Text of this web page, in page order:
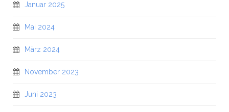
Januar 2025
Mai 2024
März 2024
November 2023
Juni 2023